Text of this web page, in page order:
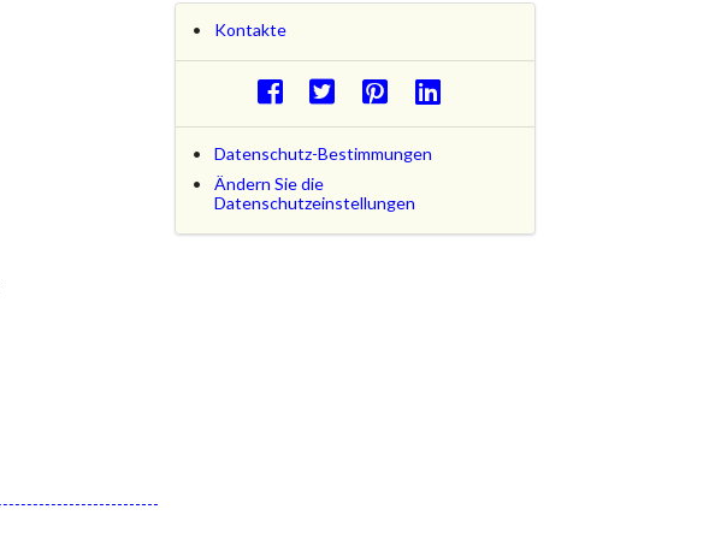
Kontakte
Datenschutz-Bestimmungen
Ändern Sie die
Datenschutzeinstellungen